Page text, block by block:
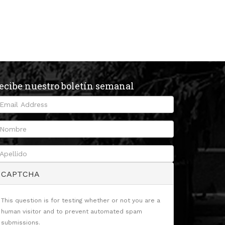
nuestro boletín semanal
CAPTCHA
This question is for testing whether or not you are a
human visitor and to prevent automated spam
submissions.